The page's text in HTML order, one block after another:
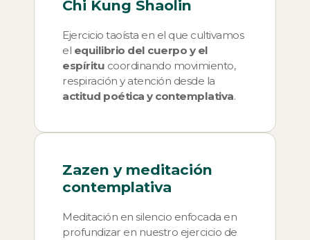
Chi Kung Shaolin
Ejercicio taoísta en el que cultivamos
el equilibrio del cuerpo y el
espíritu coordinando movimiento,
respiración y atención desde la
actitud poética y contemplativa.
Zazen y meditación
contemplativa
Meditación en silencio enfocada en
profundizar en nuestro ejercicio de